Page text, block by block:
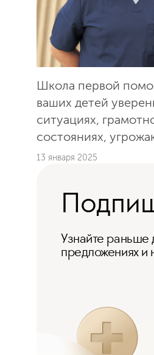
Школа первой
ваших детей
ситуациях,
состояниях,
13 января 2025
Узнайте раньше
предложениях